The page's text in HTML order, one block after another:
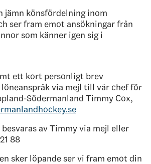
jämn könsfördelning inom
ser fram emot ansökningar från
som känner igen sig i
ett kort personligt brev
via mejl till vår chef för
Södermanland Timmy Cox,
av Timmy via mejl eller
88
sker löpande ser vi fram emot din